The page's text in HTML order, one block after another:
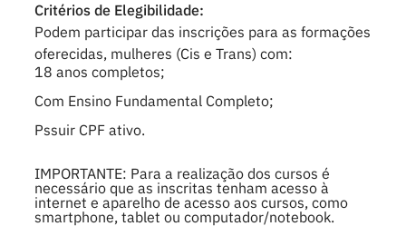
Critérios de Elegibilidade:
Podem participar das inscrições para as formações
oferecidas, mulheres (Cis e Trans) com:
18 anos completos;
Com Ensino Fundamental Completo;
Pssuir CPF ativo.
IMPORTANTE: Para a realização dos cursos é
necessário que as inscritas tenham acesso à
internet e aparelho de acesso aos cursos, como
smartphone, tablet ou computador/notebook.